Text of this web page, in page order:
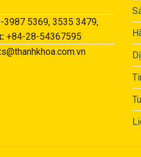
3987 5369, 3535 3479,
+84-28-54367595